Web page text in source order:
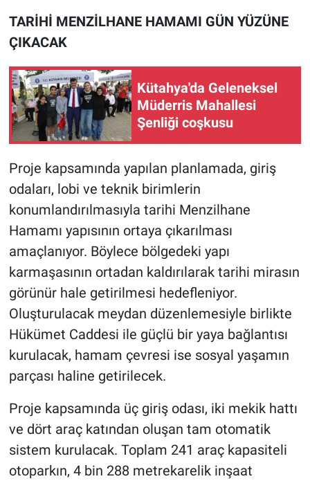
TARİHİ MENZİLHANE HAMAMI GÜN YÜZÜNE
ÇIKACAK
Kütahya'da Geleneksel
Müderris Mahallesi
Şenliği coşkusu
Proje kapsamında yapılan planlamada, giriş
odaları, lobi ve teknik birimlerin
konumlandırılmasıyla tarihi Menzilhane
Hamamı yapısının ortaya çıkarılması
amaçlanıyor. Böylece bölgedeki yapı
karmaşasının ortadan kaldırılarak tarihi mirasın
görünür hale getirilmesi hedefleniyor.
Oluşturulacak meydan düzenlemesiyle birlikte
Hükümet Caddesi ile güçlü bir yaya bağlantısı
kurulacak, hamam çevresi ise sosyal yaşamın
parçası haline getirilecek.
Proje kapsamında üç giriş odası, iki mekik hattı
ve dört araç katından oluşan tam otomatik
sistem kurulacak. Toplam 241 araç kapasiteli
otoparkın, 4 bin 288 metrekarelik inşaat